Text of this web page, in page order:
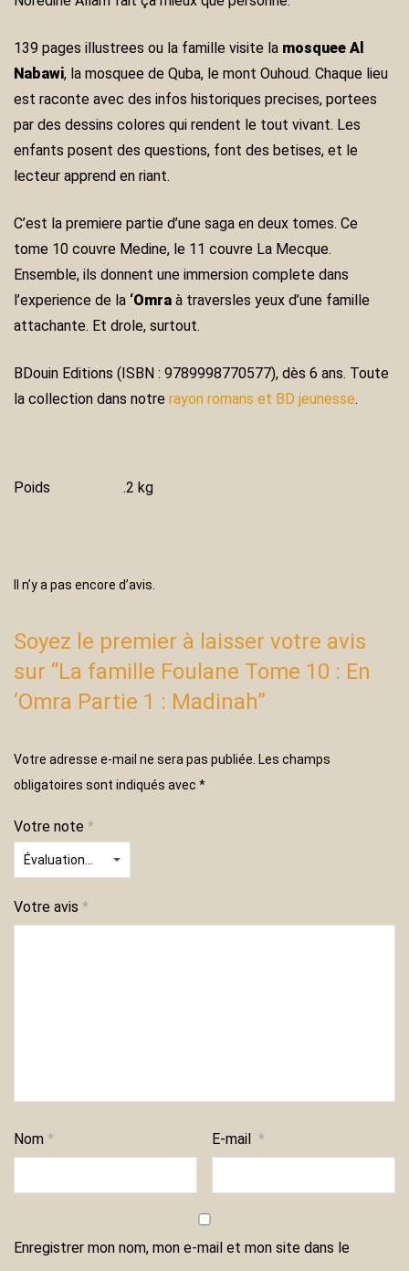
139 pages illustrees ou la famille visite la mosquee Al
Nabawi, la mosquee de Quba, le mont Ouhoud. Chaque lieu
est raconte avec des infos historiques precises, portees
par des dessins colores qui rendent le tout vivant. Les
enfants posent des questions, font des betises, et le
lecteur apprend en riant.
C’est la premiere partie d’une saga en deux tomes. Ce
tome 10 couvre Medine, le 11 couvre La Mecque.
Ensemble, ils donnent une immersion complete dans
l’experience de la ‘Omra à traversles yeux d’une famille
attachante. Et drole, surtout.
BDouin Editions (ISBN : 9789998770577), dès 6 ans. Toute
la collection dans notre rayon romans et BD jeunesse.
Poids .2 kg
Il n’y a pas encore d’avis.
Soyez le premier à laisser votre avis
sur “La famille Foulane Tome 10 : En
‘Omra Partie 1 : Madinah”
Votre adresse e-mail ne sera pas publiée. Les champs
obligatoires sont indiqués avec *
Votre note *
Votre avis *
Nom * E-mail*
Enregistrer mon nom, mon e-mail et mon site dans le